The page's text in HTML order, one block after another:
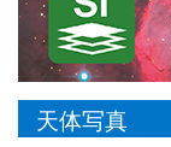
天体写真